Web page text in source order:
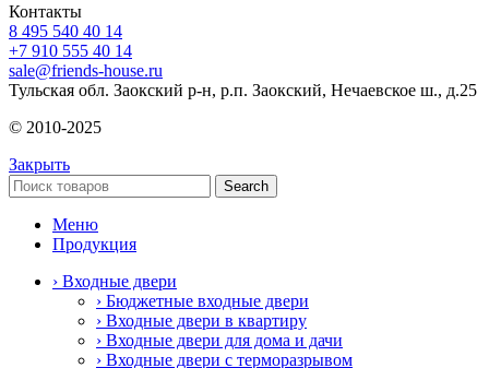
Контакты
8 495 540 40 14
+7 910 555 40 14
sale@friends-house.ru
Тульская обл. Заокский р-н, р.п. Заокский, Нечаевское ш., д.25
© 2010-2025
Закрыть
Search
Меню
Продукция
› Входные двери
› Бюджетные входные двери
› Входные двери в квартиру
› Входные двери для дома и дачи
› Входные двери с терморазрывом